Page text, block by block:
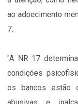
ao adoecimento
7.
"A NR 17
condições
os bancos estão